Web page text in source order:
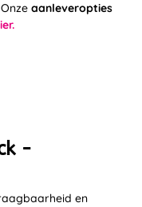
-
en
aanleveropties